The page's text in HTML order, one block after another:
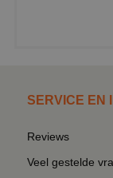
SERVICE EN
Reviews
Veel gestelde